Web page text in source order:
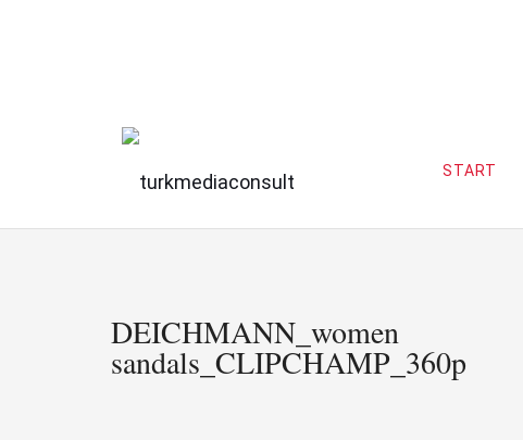
START
DEICHMANN_women
sandals_CLIPCHAMP_360p